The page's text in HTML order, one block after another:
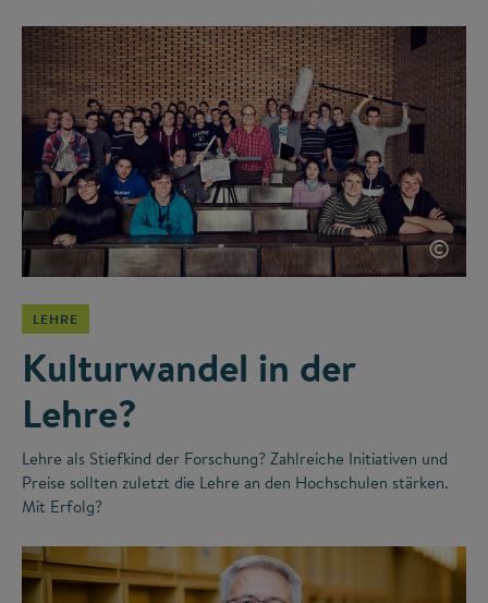
©
LEHRE
Kulturwandel in der
Lehre?
Lehre als Stiefkind der Forschung? Zahlreiche Initiativen und
Preise sollten zuletzt die Lehre an den Hochschulen stärken.
Mit Erfolg?